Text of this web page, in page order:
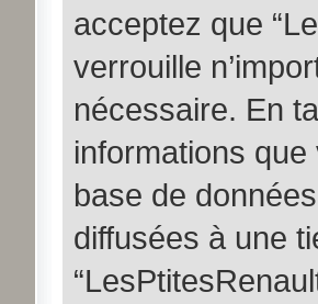
acceptez que
verrouille
nécessaire. En
informations
base de
diffusées à une